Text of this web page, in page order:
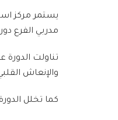
يستمر مركز
مدربي الفرع دورة إسعاف أولي متقدم لـ
تناولت
والإنعاش
كما تخلل